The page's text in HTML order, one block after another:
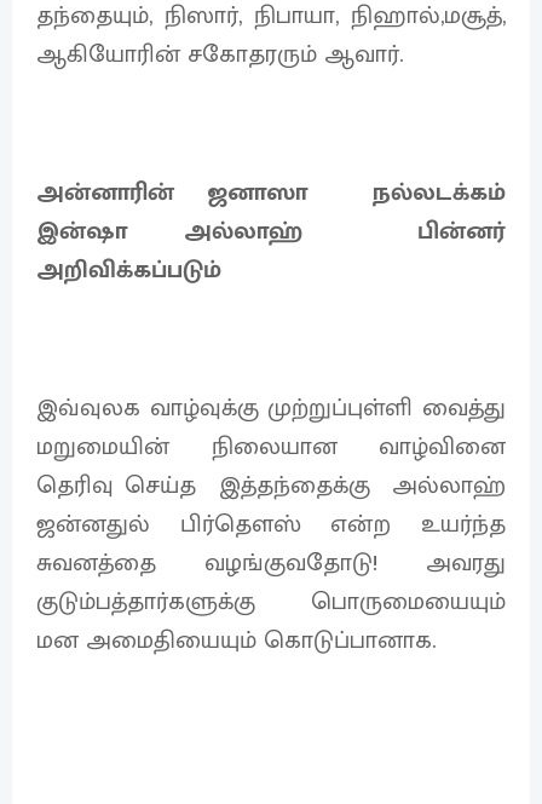
தந்தையும், நிஸார், நிபாயா, நிஹால்,மசூத்,
ஆகியோரின் சகோதரரும் ஆவார்.
அன்னாரின் ஜனாஸா நல்லடக்கம்
இன்ஷா அல்லாஹ் பின்னர்
அறிவிக்கப்படும்
இவ்வுலக வாழ்வுக்கு முற்றுப்புள்ளி வைத்து
மறுமையின் நிலையான வாழ்வினை
தெரிவு செய்த இத்தந்தைக்கு அல்லாஹ்
ஜன்னதுல் பிர்தௌஸ் என்ற உயர்ந்த
சுவனத்தை வழங்குவதோடு! அவரது
குடும்பத்தார்களுக்கு பொருமையையும்
மன அமைதியையும் கொடுப்பானாக.